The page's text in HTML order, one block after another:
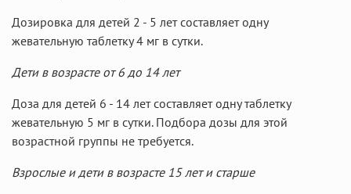
Дозировка для детей 2 - 5 лет составляет одну
жевательную таблетку 4 мг в сутки.
Дети в возрасте от 6 до 14 лет
Доза для детей 6 - 14 лет составляет одну таблетку
жевательную 5 мг в сутки. Подбора дозы для этой
возрастной группы не требуется.
Взрослые и дети в возрасте 15 лет и старше